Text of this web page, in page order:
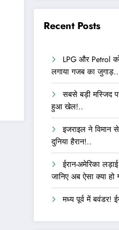
Recent Posts
LPG और Petrol
लगाया गजब का जुगाड़..
सबसे बड़ी मस्जिद
हुआ खेल!..
इजराइल ने विमान
दुनिया हैरान!..
ईरान-अमेरिका
जानिए अब ऐसा क्या हो
मध्य पूर्व में बवंडर!